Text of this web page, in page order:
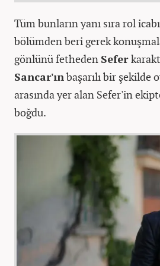
Tüm bunların yanı sıra rol
bölümden beri gerek
gönlünü fetheden Sefer
Sancar'ınbaşarılı bir şekilde
arasında yer alan Sefer'in
boğdu.